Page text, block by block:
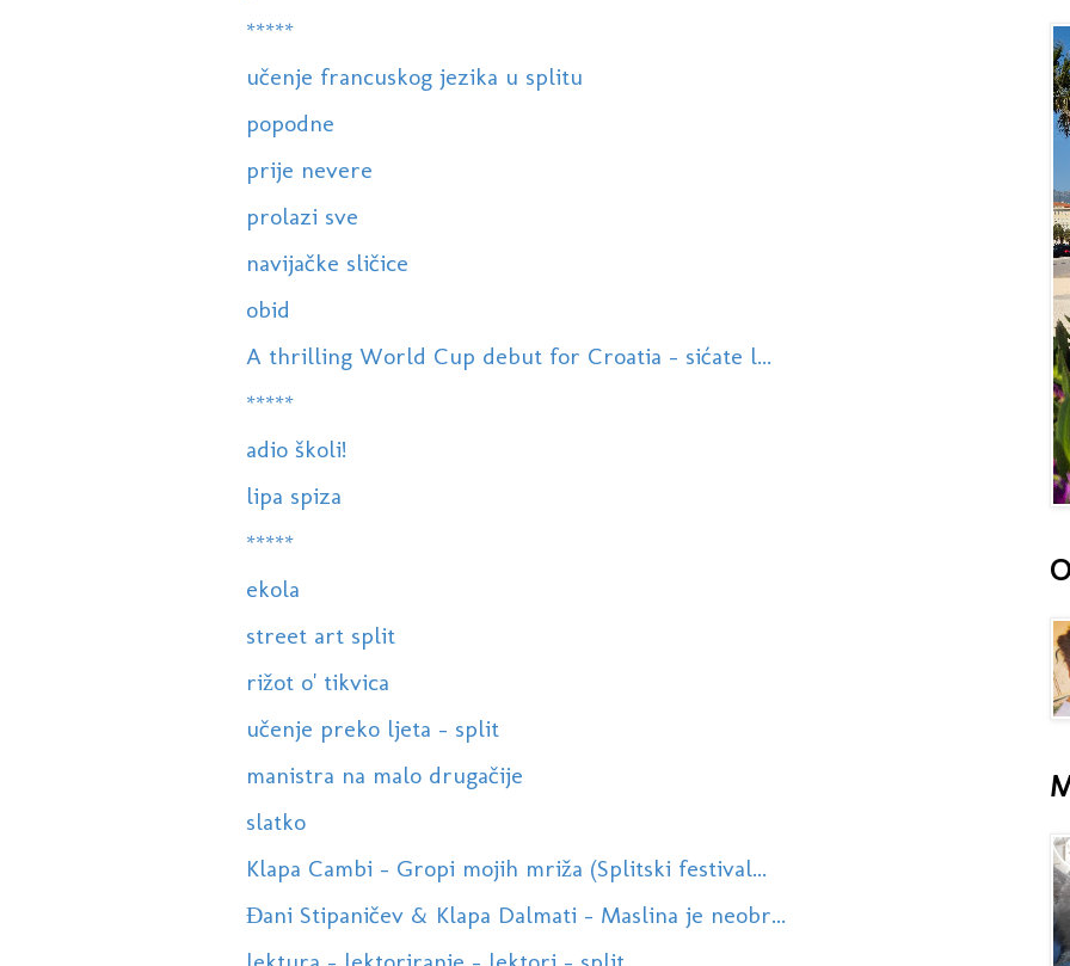
*****
učenje francuskog jezika u splitu
popodne
prije nevere
prolazi sve
navijačke sličice
obid
A thrilling World Cup debut for Croatia - sićate l...
*****
adio školi!
lipa spiza
*****
ekola
street art split
rižot o' tikvica
učenje preko ljeta - split
manistra na malo drugačije
slatko
Klapa Cambi - Gropi mojih mriža (Splitski festival...
Đani Stipaničev & Klapa Dalmati - Maslina je neobr...